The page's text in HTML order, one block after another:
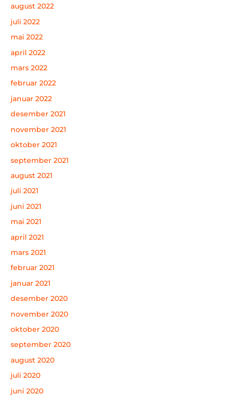
august 2022
juli 2022
mai 2022
april 2022
mars 2022
februar 2022
januar 2022
desember 2021
november 2021
oktober 2021
september 2021
august 2021
juli 2021
juni 2021
mai 2021
april 2021
mars 2021
februar 2021
januar 2021
desember 2020
november 2020
oktober 2020
september 2020
august 2020
juli 2020
juni 2020